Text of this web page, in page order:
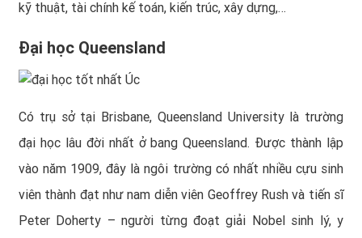
kỹ thuật, tài chính kế toán, kiến trúc, xây dựng,…
Đại học Queensland
Có trụ sở tại Brisbane, Queensland University là trường
đại học lâu đời nhất ở bang Queensland. Được thành lập
vào năm 1909, đây là ngôi trường có nhất nhiều cựu sinh
viên thành đạt như nam diễn viên Geoffrey Rush và tiến sĩ
Peter Doherty – người từng đoạt giải Nobel sinh lý, y